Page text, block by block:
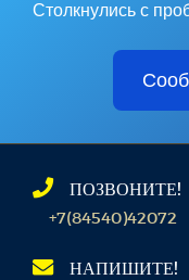
Столкнулись с
ПОЗВОНИТЕ!
+7(84540)42072
НАПИШИТЕ!